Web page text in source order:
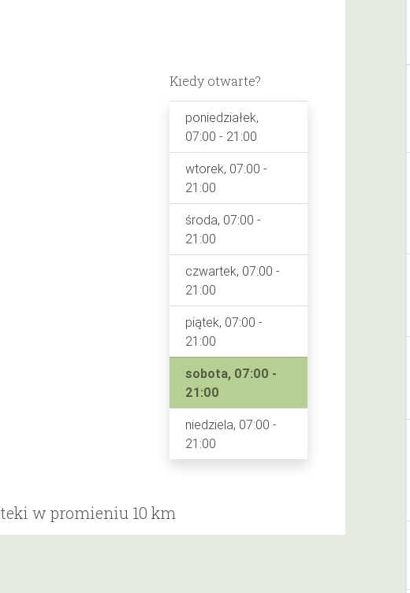
Kiedy otwarte?
poniedziałek,
07:00 - 21:00
wtorek, 07:00 -
21:00
środa, 07:00 -
21:00
czwartek, 07:00 -
21:00
piątek, 07:00 -
21:00
sobota, 07:00 -
21:00
niedziela, 07:00 -
21:00
w promieniu 10 km